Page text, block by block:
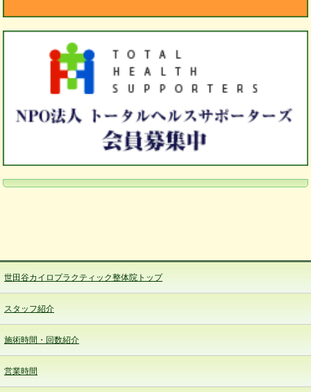
世田谷カイロプラクティック整体院トップ
スタッフ紹介
施術時間・回数紹介
営業時間